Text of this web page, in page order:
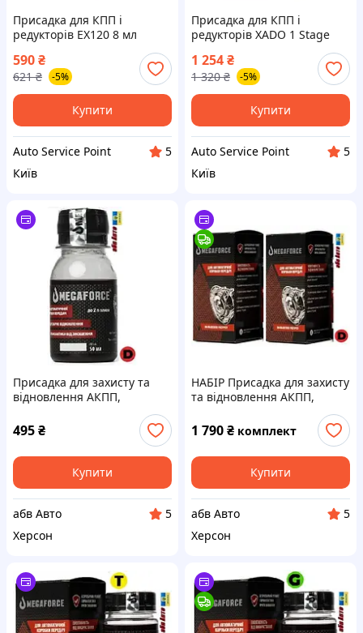
Присадка для КПП і
редукторів EX120 8 мл
590₴
621 ₴ -5%
Купити
Auto Service Point
5
Київ
Присадка для КПП і
редукторів XADO 1 Stage
1 254₴
1 320 ₴ -5%
Купити
Auto Service Point
5
Київ
Присадка для захисту та
відновлення АКПП,
(червоний) до 2л
MEGAFORCE 50мл 30505PA
495₴
Купити
абв Авто
5
Херсон
НАБІР Присадка для захисту
та відновлення АКПП,
(червоний) до 8л
MEGAFORCE 200мл 30500PA
1 790₴ комплект
Купити
абв Авто
5
Херсон